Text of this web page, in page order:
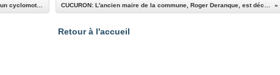
LAURIS: Malaise mortel sur un cyclomoteur
Retour à l'accueil